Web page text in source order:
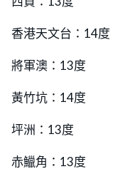
香港天文台：14度
將軍澳：13度
黃竹坑：14度
坪洲：13度
赤鱲角：13度